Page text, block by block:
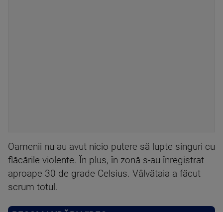
Oamenii nu au avut nicio putere să lupte singuri cu
flăcările violente. În plus, în zonă s-au înregistrat
aproape 30 de grade Celsius. Vâlvătaia a făcut
scrum totul.